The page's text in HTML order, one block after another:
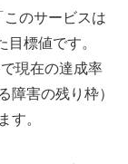
のサービスは
標値です。
現在の達成率
障害の残り枠）
す。